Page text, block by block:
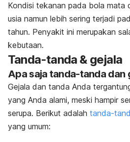
Kondisi tekanan pada bola mata
usia namun lebih sering terjadi
tahun. Penyakit ini merupakan
kebutaan.
Tanda-tanda & gejala
Apa saja tanda-tanda dan
Gejala dan tanda Anda
yang Anda alami, meski hampir
serupa. Berikut adalah tanda-
yang umum: